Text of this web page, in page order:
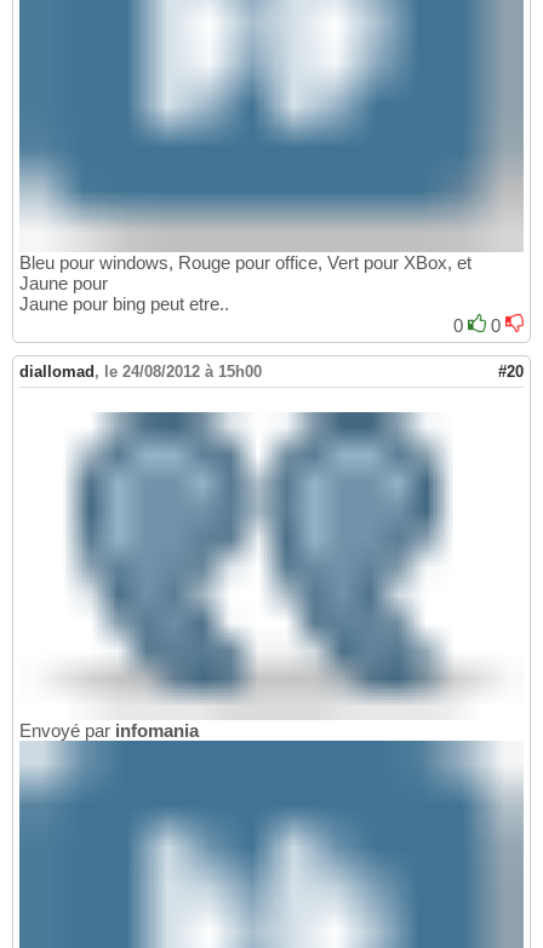
Bleu pour windows, Rouge pour office, Vert pour XBox, et
Jaune pour
Jaune pour bing peut etre..
0
0
diallomad , le 24/08/2012 à 15h00 #20
Envoyé par infomania